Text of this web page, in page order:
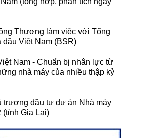
Thương làm việc với Tổng
dầu Việt Nam (BSR)
Nam - Chuẩn bị nhân lực từ
nhà máy của nhiều thập kỷ
trương đầu tư dự án Nhà máy
(tỉnh Gia Lai)